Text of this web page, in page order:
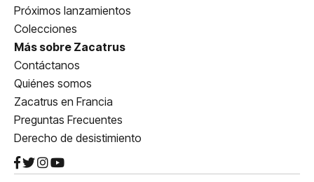
Próximos lanzamientos
Colecciones
Más sobre Zacatrus
Contáctanos
Quiénes somos
Zacatrus en Francia
Preguntas Frecuentes
Derecho de desistimiento